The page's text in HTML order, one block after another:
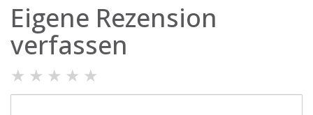
Eigene Rezension
verfassen
★ ★ ★ ★ ★